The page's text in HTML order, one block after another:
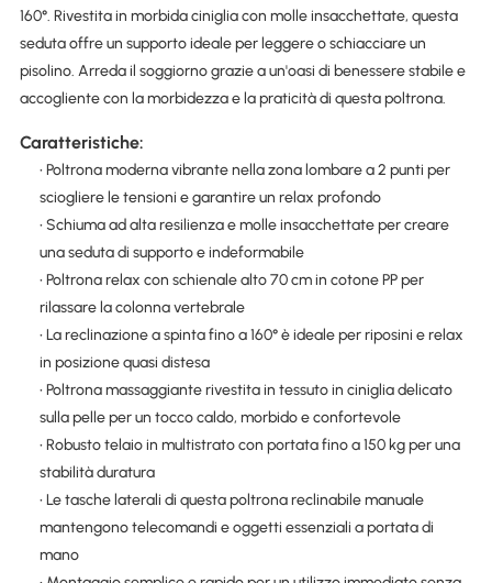
160°. Rivestita in morbida ciniglia con molle insacchettate, questa
seduta offre un supporto ideale per leggere o schiacciare un
pisolino. Arreda il soggiorno grazie a un'oasi di benessere stabile e
accogliente con la morbidezza e la praticità di questa poltrona.
Caratteristiche:
• Poltrona moderna vibrante nella zona lombare a 2 punti per
sciogliere le tensioni e garantire un relax profondo
• Schiuma ad alta resilienza e molle insacchettate per creare
una seduta di supporto e indeformabile
• Poltrona relax con schienale alto 70 cm in cotone PP per
rilassare la colonna vertebrale
• La reclinazione a spinta fino a 160° è ideale per riposini e relax
in posizione quasi distesa
• Poltrona massaggiante rivestita in tessuto in ciniglia delicato
sulla pelle per un tocco caldo, morbido e confortevole
• Robusto telaio in multistrato con portata fino a 150 kg per una
stabilità duratura
• Le tasche laterali di questa poltrona reclinabile manuale
mantengono telecomandi e oggetti essenziali a portata di
mano